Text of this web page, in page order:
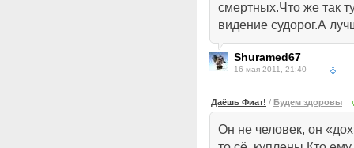
смертных.Что же так
видение судорог.А
Shuramed67
16 мая 2011, 21:40
Даёшь Фиат! / Будем здоровы
Он не человек, он